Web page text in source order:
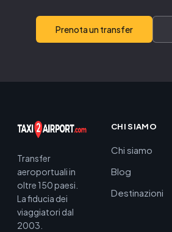
Prenota un transfer
Transfer
aeroportuali in
oltre 150 paesi.
La fiducia dei
viaggiatori dal
2003.
CHI SIAMO
Chi siamo
Blog
Destinazioni